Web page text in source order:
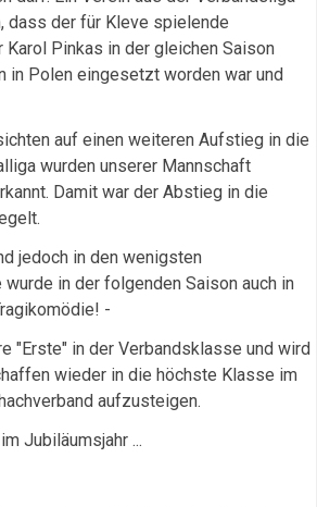
dass der für Kleve spielende
Karol Pinkas in der gleichen Saison
in Polen eingesetzt worden war und
auf einen weiteren Aufstieg in die
wurden unserer Mannschaft
Damit war der Abstieg in die
jedoch in den wenigsten
wurde in der folgenden Saison auch in
-
"Erste" in der Verbandsklasse und wird
wieder in die höchste Klasse im
aufzusteigen.
Jubiläumsjahr ...